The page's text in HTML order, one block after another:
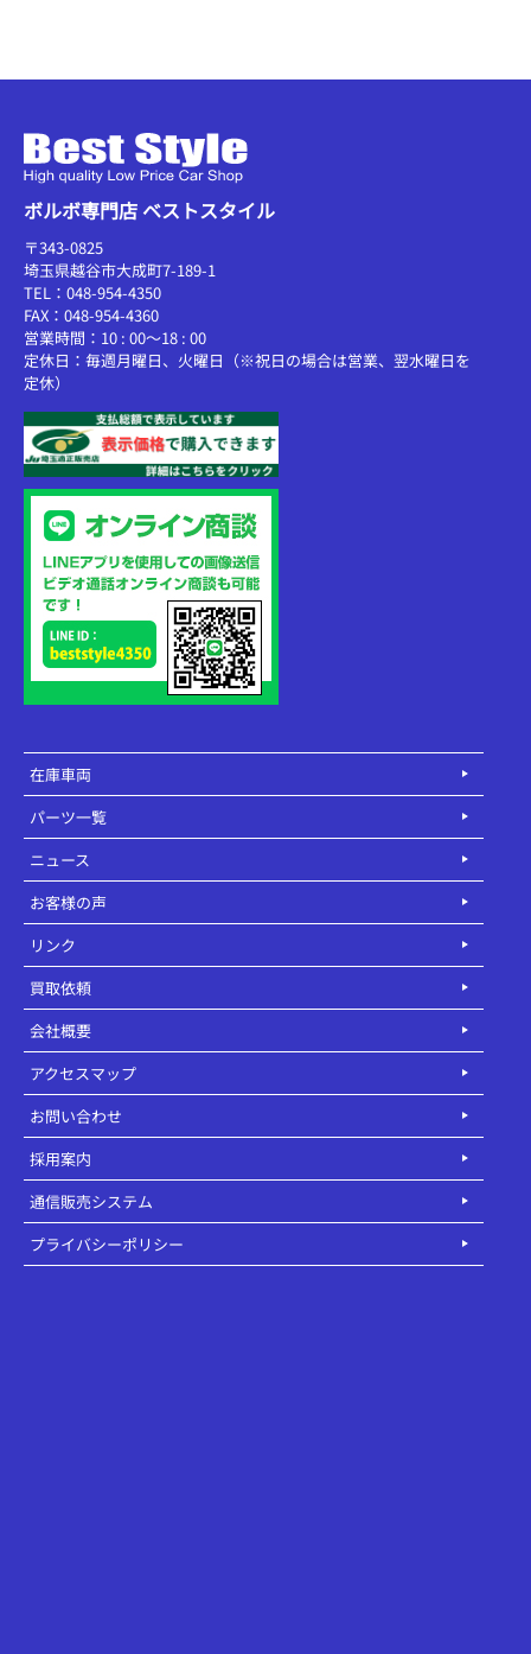
ボルボ専門店 ベストスタイル
〒343-0825
埼玉県越谷市大成町7-189-1
TEL：048-954-4350
FAX：048-954-4360
営業時間：10 : 00～18 : 00
定休日：毎週月曜日、火曜日（※祝日の場合は営業、翌水曜日を
定休）
在庫車両
パーツ一覧
ニュース
お客様の声
リンク
買取依頼
会社概要
アクセスマップ
お問い合わせ
採用案内
通信販売システム
プライバシーポリシー